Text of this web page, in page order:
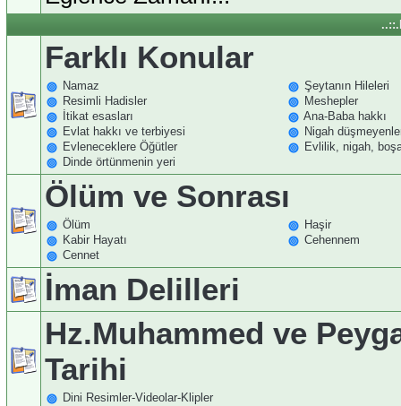
Farklı Konular
Namaz
Şeytanın Hileleri
Resimli Hadisler
Meshepler
İtikat esasları
Ana-Baba hakkı
Evlat hakkı ve terbiyesi
Nigah
Evleneceklere Öğütler
Evlilik, nigah,
Dinde örtünmenin yeri
Ölüm ve Sonrası
Ölüm
Haşir
Kabir Hayatı
Cehennem
Cennet
İman Delilleri
Hz.Muhammed ve
Tarihi
Dini Resimler-Videolar-Klipler